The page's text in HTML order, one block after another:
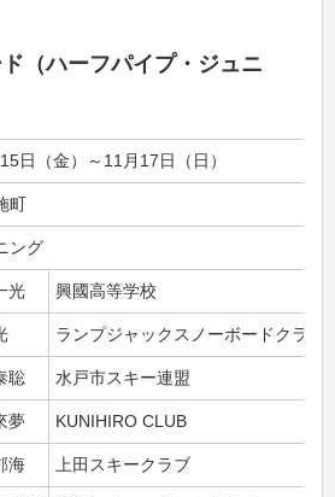
（ハーフパイプ・ジュニ
日（金）～11月17日（日）
町
ング
光 興國高等学校
ランプジャックスノーボードクラブ
聡 水戸市スキー連盟
夢 KUNIHIRO CLUB
海 上田スキークラブ